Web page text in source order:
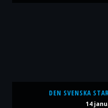
DEN SVENSKA
14